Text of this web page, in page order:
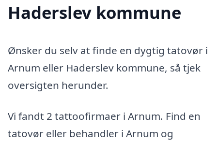
Haderslev kommune
Ønsker du selv at finde en dygtig tatovør i
Arnum eller Haderslev kommune, så tjek
oversigten herunder.
Vi fandt 2 tattoofirmaer i Arnum. Find en
tatovør eller behandler i Arnum og